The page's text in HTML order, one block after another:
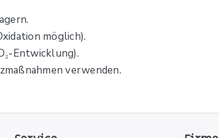
möglich).
Entwicklung).
verwenden.